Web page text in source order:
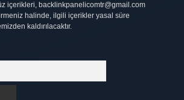
içerikleri, backlinkpanelicomtr@gmail.com
halinde, ilgili içerikler yasal süre
kaldırılacaktır.